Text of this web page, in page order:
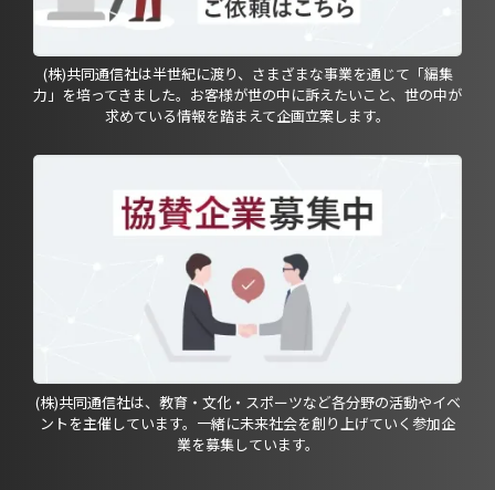
(株)共同通信社は半世紀に渡り、さまざまな事業を通じて「編集
力」を培ってきました。お客様が世の中に訴えたいこと、世の中が
求めている情報を踏まえて企画立案します。
(株)共同通信社は、教育・文化・スポーツなど各分野の活動やイベ
ントを主催しています。一緒に未来社会を創り上げていく参加企
業を募集しています。